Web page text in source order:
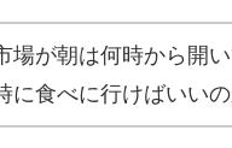
場が朝は何時から開
に食べに行けばいい